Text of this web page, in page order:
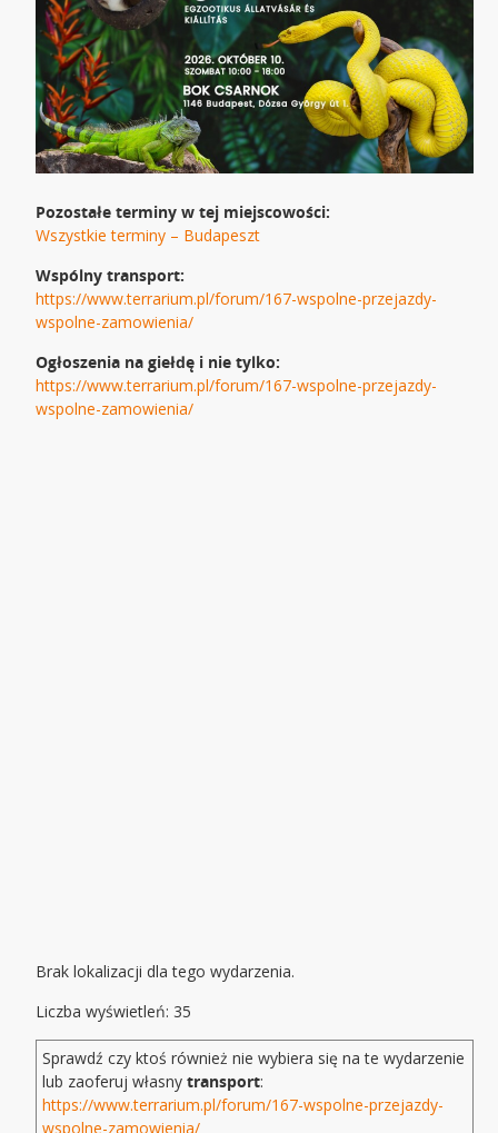
Pozostałe terminy w tej miejscowości:
Wszystkie terminy – Budapeszt
Wspólny transport:
https://www.terrarium.pl/forum/167-wspolne-przejazdy-
wspolne-zamowienia/
Ogłoszenia na giełdę i nie tylko:
https://www.terrarium.pl/forum/167-wspolne-przejazdy-
wspolne-zamowienia/
Brak lokalizacji dla tego wydarzenia.
Liczba wyświetleń: 35
Sprawdź czy ktoś również nie wybiera się na te wydarzenie
lub zaoferuj własny transport:
https://www.terrarium.pl/forum/167-wspolne-przejazdy-
wspolne-zamowienia/